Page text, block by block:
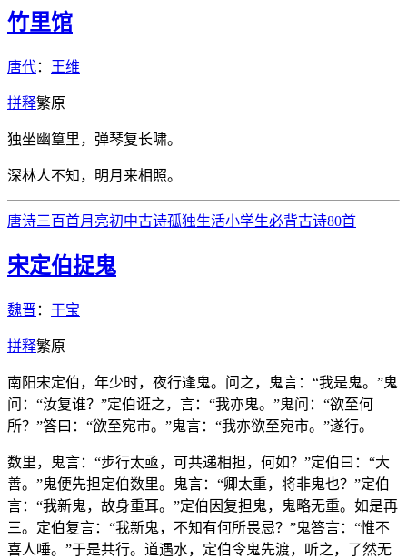
竹里馆
唐代： 王维
拼释繁原
独坐幽篁里，弹琴复长啸。
深林人不知，明月来相照。
唐诗三百首月亮初中古诗孤独生活小学生必背古诗80首
宋定伯捉鬼
魏晋 ： 干宝
拼释繁原
南阳宋定伯，年少时，夜行逢鬼。问之，鬼言：“我是鬼。”鬼
问：“汝复谁？”定伯诳之，言：“我亦鬼。”鬼问：“欲至何
所？”答曰：“欲至宛市。”鬼言：“我亦欲至宛市。”遂行。
数里，鬼言：“步行太亟，可共递相担，何如？”定伯曰：“大
善。”鬼便先担定伯数里。鬼言：“卿太重，将非鬼也？”定伯
言：“我新鬼，故身重耳。”定伯因复担鬼，鬼略无重。如是再
三。定伯复言：“我新鬼，不知有何所畏忌？”鬼答言：“惟不
喜人唾。”于是共行。道遇水，定伯令鬼先渡，听之，了然无